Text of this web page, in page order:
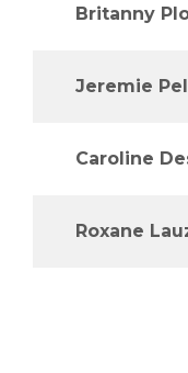
Britanny
Jeremie
Caroline
Roxane